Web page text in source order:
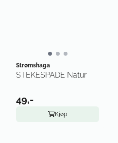
Strømshaga
STEKESPADE Natur
49,-
Kjøp